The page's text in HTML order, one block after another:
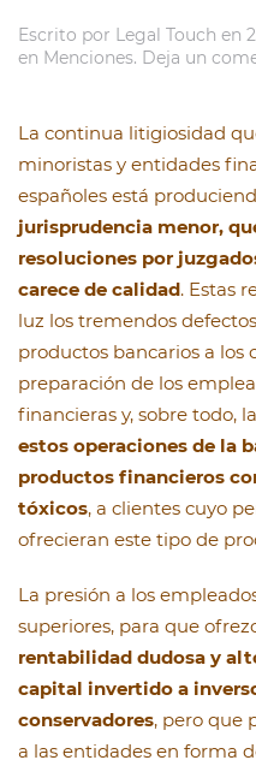
Escrito por Legal Touch en
en Menciones. Deja un
La continua litigiosidad
minoristas y entidades
españoles está
jurisprudencia menor,
resoluciones por
carece de calidad. Estas
luz los tremendos
productos bancarios a los
preparación de los
financieras y, sobre todo, la
estos operaciones de la
productos financieros
tóxicos, a clientes cuyo
ofrecieran este tipo de
La presión a los
superiores, para que
rentabilidad dudosa y
capital invertido a
conservadores, pero que
a las entidades en forma